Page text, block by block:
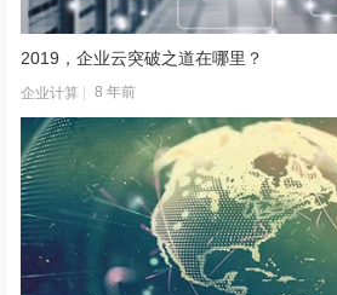
2019，企业云突破之道在哪里？
企业计算 8 年前